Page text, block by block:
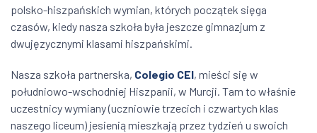
polsko-hiszpańskich wymian, których początek sięga
czasów, kiedy nasza szkoła była jeszcze gimnazjum z
dwujęzycznymi klasami hiszpańskimi.
Nasza szkoła partnerska, Colegio CEI, mieści się w
południowo-wschodniej Hiszpanii, w Murcji. Tam to właśnie
uczestnicy wymiany (uczniowie trzecich i czwartych klas
naszego liceum) jesienią mieszkają przez tydzień u swoich